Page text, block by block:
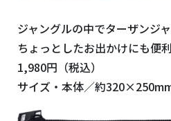
ジャングルの中でターザンジャ
ちょっとしたお出かけにも便
1,980円（税込）
サイズ・本体／約